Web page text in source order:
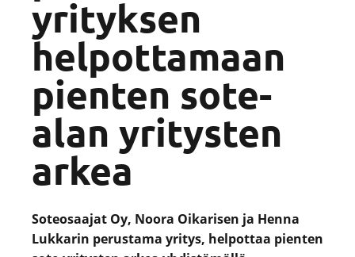
yrityksen
helpottamaan
pienten sote-
alan yritysten
arkea
Soteosaajat Oy, Noora Oikarisen ja Henna
Lukkarin perustama yritys, helpottaa pienten